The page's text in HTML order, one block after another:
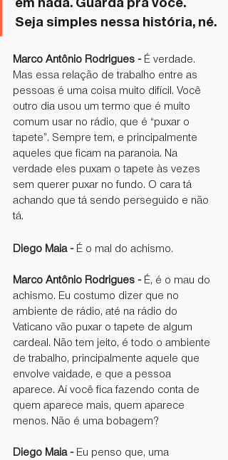
em nada. Guarda pra você.
Seja simples nessa história, né.
Marco Antônio Rodrigues - É verdade.
Mas essa relação de trabalho entre as
pessoas é uma coisa muito difícil. Você
outro dia usou um termo que é muito
comum usar no rádio, que é “puxar o
tapete”. Sempre tem, e principalmente
aqueles que ficam na paranoia. Na
verdade eles puxam o tapete às vezes
sem querer puxar no fundo. O cara tá
achando que tá sendo perseguido e não
tá.
Diego Maia - É o mal do achismo.
Marco Antônio Rodrigues - É, é o mau do
achismo. Eu costumo dizer que no
ambiente de rádio, até na rádio do
Vaticano vão puxar o tapete de algum
cardeal. Não tem jeito, é todo o ambiente
de trabalho, principalmente aquele que
envolve vaidade, e que a pessoa
aparece. Aí você fica fazendo conta de
quem aparece mais, quem aparece
menos. Não é uma bobagem?
Diego Maia - Eu penso que, uma